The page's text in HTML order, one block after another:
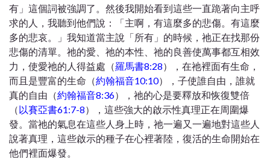
有」這個詞被強調了。然後我開始看到這些一直跪著向主呼
求的人，我聽到他們說：「主啊，有這麼多的悲傷。有這麼
多的悲哀。」我知道當主說「所有」的時候，祂正在找那份
悲傷的清單。祂的愛、祂的本性、祂的良善使萬事都互相效
力，使愛祂的人得益處（羅馬書8:28），在祂裡面有生命，
而且是豐富的生命（約翰福音10:10），子使誰自由，誰就
真的自由（約翰福音8:36），祂的心是要釋放和恢復雙倍
（以賽亞書61:7-8），這些強大的啟示性真理正在周圍爆
發。當祂的氣息在這些人身上時，祂一遍又一遍地對這些人
說著真理，這些啟示的種子在心裡著陸，復活的生命開始在
他們裡面爆發。